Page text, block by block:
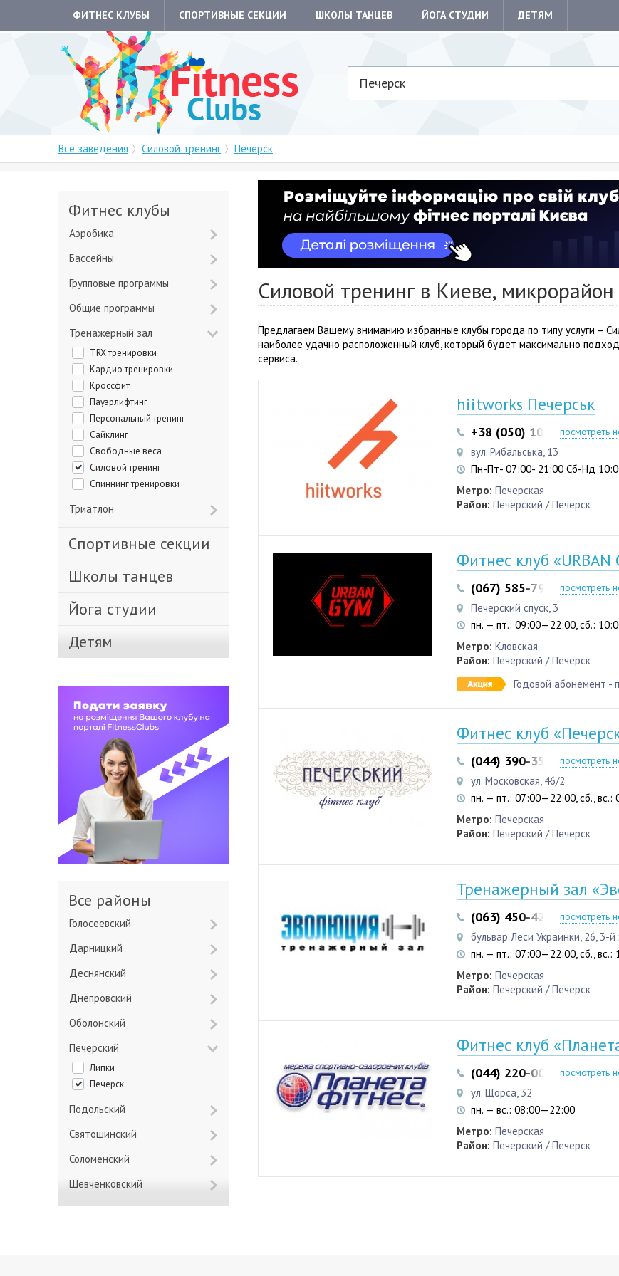
ФИТНЕС КЛУБЫ СПОРТИВНЫЕ СЕКЦИИ ШКОЛЫ ТАНЦЕВ ЙОГА СТУДИИ ДЕТЯМ
Печерск
Все заведения Силовой тренинг Печерск
Силовой тренинг в Киеве,
Предлагаем Вашему вниманию избранные клубы города по типу услуги –
наиболее удачно расположенный клуб, который будет максимально
сервиса.
hiitworks Печерськ
+38 (050) 103 22 22 +38
посмотреть
вул. Рибальська, 13
Пн-Пт- 07:00- 21:00 Сб-Нд
Метро: Печерская
Район: Печерский / Печерск
Фитнес клуб «URBAN
(067) 585-79-79посмотреть
Печерский спуск, 3
пн. — пт.: 09:00—22:00, сб.:
Метро: Кловская
Район: Печерский / Печерск
Годовой абонемент -
Фитнес клуб
(044) 390-35-50посмотреть
ул. Московская, 46/2
пн. — пт.: 07:00—22:00, сб.,
Метро: Печерская
Район: Печерский / Печерск
Тренажерный зал
(063) 450-42-88посмотреть
бульвар Леси Украинки, 26, 3-
пн. — пт.: 07:00—22:00, сб.,
Метро: Печерская
Район: Печерский / Печерск
Фитнес клуб
(044) 220-00-20посмотреть
ул. Щорса, 32
пн. — вс.: 08:00—22:00
Метро: Печерская
Район: Печерский / Печерск
Фитнес клубы
Аэробика
Бассейны
Групповые программы
Общие программы
Тренажерный зал
TRX тренировки
Кардио тренировки
Кроссфит
Пауэрлифтинг
Персональный тренинг
Сайклинг
Свободные веса
Силовой тренинг
Спиннинг тренировки
Триатлон
Спортивные секции
Школы танцев
Йога студии
Детям
Все районы
Голосеевский
Дарницкий
Деснянский
Днепровский
Оболонский
Печерский
Липки
Печерск
Подольский
Святошинский
Соломенский
Шевченковский